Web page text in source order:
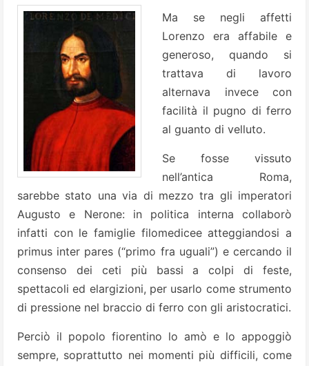
Ma se negli affetti
Lorenzo era affabile e
generoso, quando si
trattava di lavoro
alternava invece con
facilità il pugno di ferro
al guanto di velluto.
Se fosse vissuto
nell’antica Roma,
sarebbe stato una via di mezzo tra gli imperatori
Augusto e Nerone: in politica interna collaborò
infatti con le famiglie filomedicee atteggiandosi a
primus inter pares (“primo fra uguali”) e cercando il
consenso dei ceti più bassi a colpi di feste,
spettacoli ed elargizioni, per usarlo come strumento
di pressione nel braccio di ferro con gli aristocratici.
Perciò il popolo fiorentino lo amò e lo appoggiò
sempre, soprattutto nei momenti più difficili, come